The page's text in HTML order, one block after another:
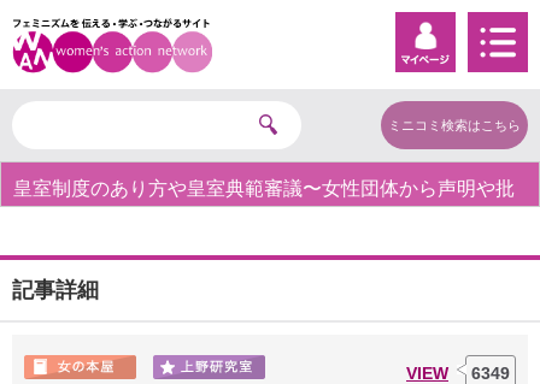
ミニコミ検索はこちら
皇室制度のあり方や皇室典範審議〜女性団体から声明や批
記事詳細
VIEW 6349